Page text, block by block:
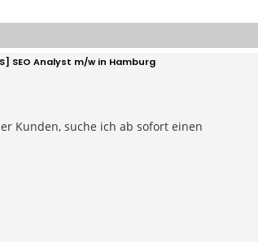
SEO Analyst m/w in Hamburg
Kunden, suche ich ab sofort einen